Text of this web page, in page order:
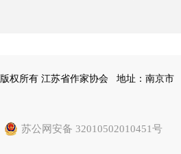
版权所有 江苏省作家协会
地址：南京市
苏公网安备 32010502010451号